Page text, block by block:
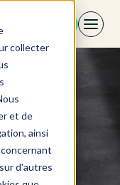
collecter
et de
ainsi
d'autres